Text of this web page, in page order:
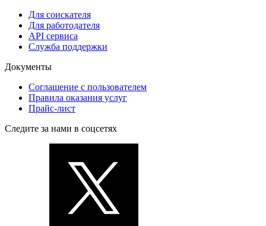
Для соискателя
Для работодателя
API сервиса
Служба поддержки
Документы
Соглашение с пользователем
Правила оказания услуг
Прайс-лист
Следите за нами в соцсетях